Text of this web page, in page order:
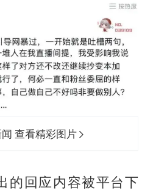
查看精彩图片
的回应内容被平台下